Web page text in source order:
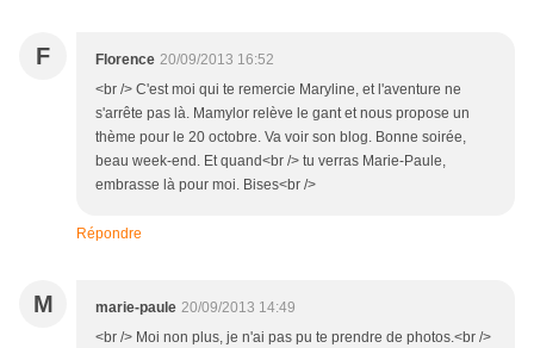
F Florence 20/09/2013 16:52
<br /> C'est moi qui te remercie Maryline, et l'aventure ne
s'arrête pas là. Mamylor relève le gant et nous propose un
thème pour le 20 octobre. Va voir son blog. Bonne soirée,
beau week-end. Et quand<br /> tu verras Marie-Paule,
embrasse là pour moi. Bises<br />
Répondre
M marie-paule 20/09/2013 14:49
<br /> Moi non plus, je n'ai pas pu te prendre de photos.<br />